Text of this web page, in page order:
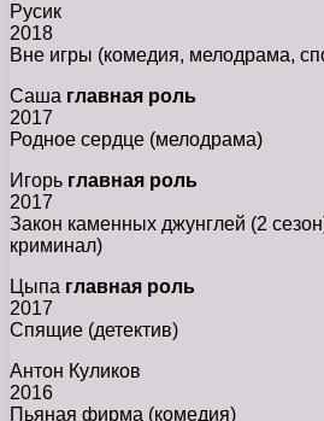
Русик
2018
Вне игры (комедия, мелодрама,
Саша главная роль
2017
Родное сердце (мелодрама)
Игорь главная роль
2017
Закон каменных джунглей (2
криминал)
Цыпа главная роль
2017
Спящие (детектив)
Антон Куликов
2016
Пьяная фирма (комедия)